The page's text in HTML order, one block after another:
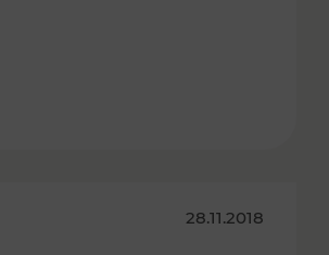
28.11.2018